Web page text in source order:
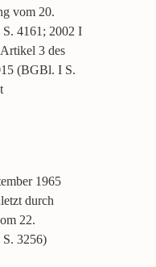
vom 20.
4161; 2002 I
3 des
(BGBl. I S.
1965
durch
22.
3256)